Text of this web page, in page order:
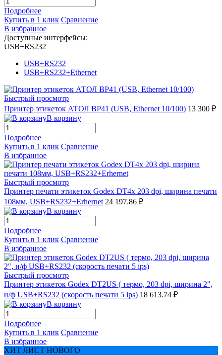
Подробнее
Купить в 1 клик Сравнение
В избранное
Доступные интерфейсы:
USB+RS232
USB+RS232
USB+RS232+Ethernet
Быстрый просмотр
Принтер этикеток АТОЛ BP41 (USB, Ethernet 10/100) 13 300 ₽
В корзину
Подробнее
Купить в 1 клик Сравнение
В избранное
Быстрый просмотр
Принтер печати этикеток Godex DT4x 203 dpi, ширина печати
108мм, USB+RS232+Erhernet 24 197.86 ₽
В корзину
Подробнее
Купить в 1 клик Сравнение
В избранное
Быстрый просмотр
Принтер этикеток Godex DT2US ( термо, 203 dpi, ширина 2",
и/ф USB+RS232 (скорость печати 5 ips) 18 613.74 ₽
В корзину
Подробнее
Купить в 1 клик Сравнение
В избранное
ХИТ ЛИСТ НОВОГО